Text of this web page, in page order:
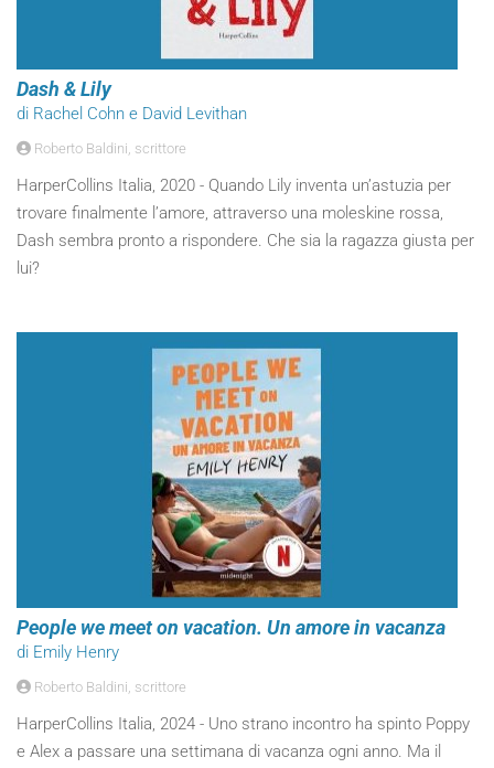
Dash & Lily
di Rachel Cohn e David Levithan
Roberto Baldini, scrittore
HarperCollins Italia, 2020 - Quando Lily inventa un’astuzia per
trovare finalmente l’amore, attraverso una moleskine rossa,
Dash sembra pronto a rispondere. Che sia la ragazza giusta per
lui?
People we meet on vacation. Un amore in vacanza
di Emily Henry
Roberto Baldini, scrittore
HarperCollins Italia, 2024 - Uno strano incontro ha spinto Poppy
e Alex a passare una settimana di vacanza ogni anno. Ma il